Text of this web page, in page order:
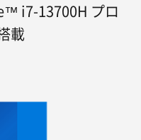
i7-13700H プロ
載